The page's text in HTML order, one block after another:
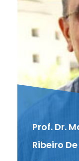
Prof. Dr.
Ribeiro